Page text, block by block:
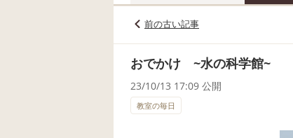
前の古い記事
おでかけ ~水の科学館~
23/10/13 17:09 公開
教室の毎日